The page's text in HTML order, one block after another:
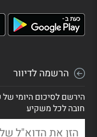
הרשמה לדיוור
הירשם לסיכום היומי של
חובה לכל משקיע